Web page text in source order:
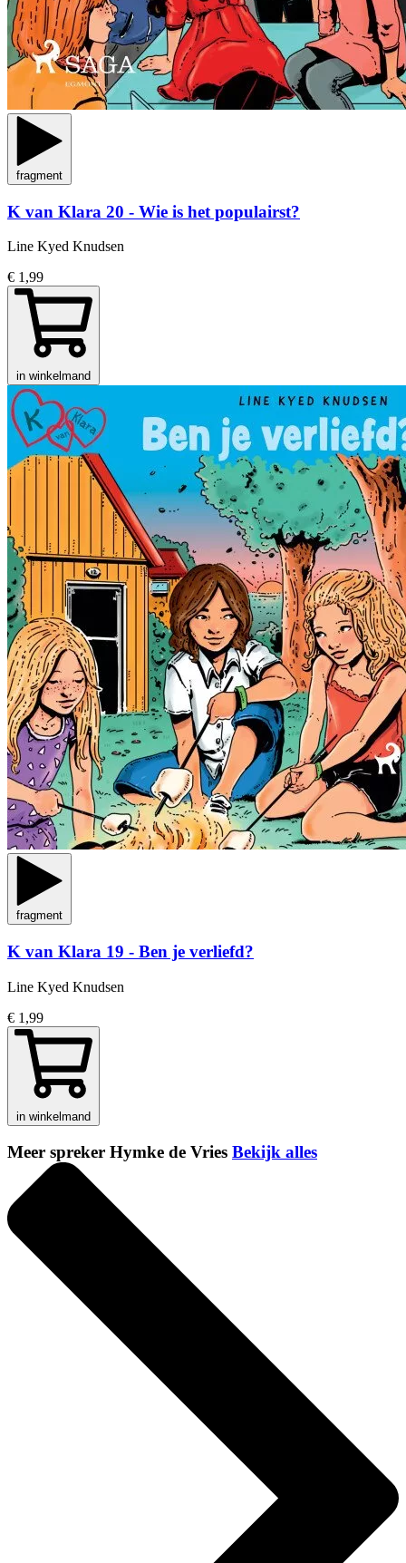
fragment
K van Klara 20 - Wie is het populairst?
Line Kyed Knudsen
€ 1,99
in winkelmand
fragment
K van Klara 19 - Ben je verliefd?
Line Kyed Knudsen
€ 1,99
in winkelmand
Meer spreker Hymke de Vries Bekijk alles